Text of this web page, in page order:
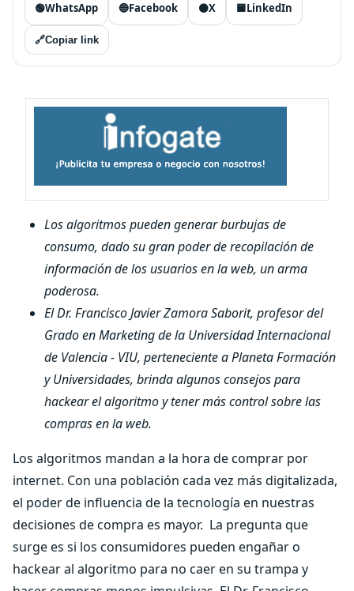
🟢WhatsApp 🔵Facebook ⚫X 🟦LinkedIn
🔗Copiar link
Los algoritmos pueden generar burbujas de
consumo, dado su gran poder de recopilación de
información de los usuarios en la web, un arma
poderosa.
El Dr. Francisco Javier Zamora Saborit, profesor del
Grado en Marketing de la Universidad Internacional
de Valencia - VIU, perteneciente a Planeta Formación
y Universidades, brinda algunos consejos para
hackear el algoritmo y tener más control sobre las
compras en la web.
Los algoritmos mandan a la hora de comprar por
internet. Con una población cada vez más digitalizada,
el poder de influencia de la tecnología en nuestras
decisiones de compra es mayor. La pregunta que
surge es si los consumidores pueden engañar o
hackear al algoritmo para no caer en su trampa y